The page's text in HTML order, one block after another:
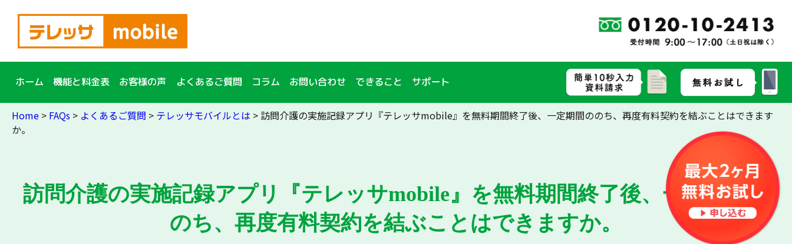
ホーム 機能と料金表 お客様の声 よくあるご質問 コラム お問い合わせ できること サポート
簡単10秒入力！資料
請求
Home > FAQs > よくあるご質問 > テレッサモバイルとは > 訪問介護の実施記録アプリ『テレッサmobile』を無料期間終了後、一定期間ののち、再度有料契約を結ぶことはできます
か。
訪問介護の実施記録アプリ『テレッサmobile』を無料期間終了後、一定期間の
のち、再度有料契約を結ぶことはできますか。